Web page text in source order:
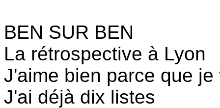
BEN SUR BEN
La rétrospective à Lyon
J'aime bien parce que
J'ai déjà dix listes